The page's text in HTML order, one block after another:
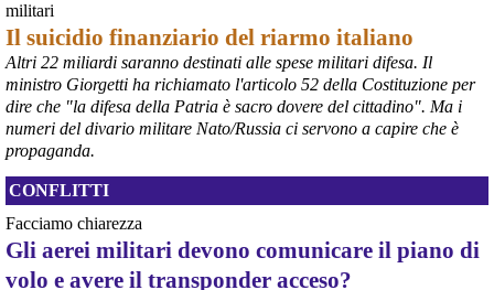
@peacelink - 6/8/2026 21:36
giornalerossoblu.it/ex-ilva-sc
Nel tavolo convocato al Ministero delle Imprese e del Made in Italy,
provvedimento straordinario per attenuare le conseguenze
economiche e sociali dello stop dell’area a caldo, invitando le
rappresentanze del territorio a presentare proposte operative.
#ILVA #Taranto
militari
Il suicidio finanziario del riarmo italiano
Altri 22 miliardi saranno destinati alle spese militari difesa. Il
ministro Giorgetti ha richiamato l'articolo 52 della Costituzione per
dire che "la difesa della Patria è sacro dovere del cittadino". Ma i
numeri del divario militare Nato/Russia ci servono a capire che è
propaganda.
CONFLITTI
Facciamo chiarezza
Gli aerei militari devono comunicare il piano di
volo e avere il transponder acceso?